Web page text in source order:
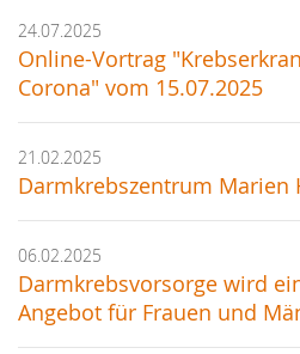
24.07.2025
Online-Vortrag
Corona" vom 15.07.2025
21.02.2025
Darmkrebszentrum Marien
06.02.2025
Darmkrebsvorsorge wird
Angebot für Frauen und